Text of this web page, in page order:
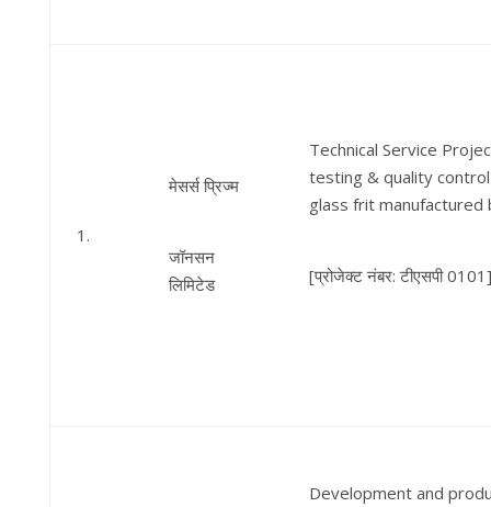
1.
मेसर्स प्रिज्म
जॉनसन
लिमिटेड
Technical Service
testing & quality
glass frit manufactured
[प्रोजेक्ट नंबर: टीएसपी 0101]
Development and